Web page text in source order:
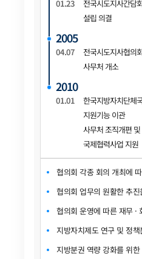
01.23
전국시도지사간담
설립 의결
2005
04.07
전국시도지사협의
사무처 개소
2010
01.01
한국지방자치단체
지원기능 이관
사무처 조직개편
국제협력사업 지원
협의회 각종 회의 개최에
협의회 업무의 원활한 추
협의회 운영에 따른 재무 ·
지방자치제도 연구 및 정책
지방분권 역량 강화를 위